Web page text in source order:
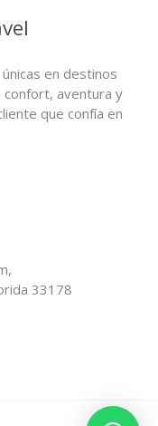
en destinos
confort, aventura y
que confía en
33178